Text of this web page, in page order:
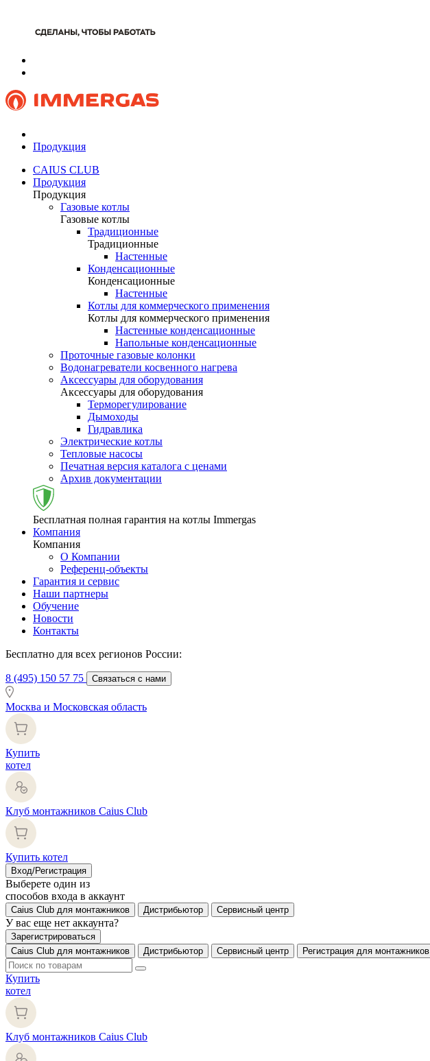
Продукция
CAIUS CLUB
Продукция
Продукция
Газовые котлы
Газовые котлы
Традиционные
Традиционные
Настенные
Конденсационные
Конденсационные
Настенные
Котлы для коммерческого применения
Котлы для коммерческого применения
Настенные конденсационные
Напольные конденсационные
Проточные газовые колонки
Водонагреватели косвенного нагрева
Аксессуары для оборудования
Аксессуары для оборудования
Терморегулирование
Дымоходы
Гидравлика
Электрические котлы
Тепловые насосы
Печатная версия каталога с ценами
Архив документации
Бесплатная полная гарантия на котлы Immergas
Компания
Компания
О Компании
Референц-объекты
Гарантия и сервис
Наши партнеры
Обучение
Новости
Контакты
Бесплатно для всех регионов России:
8 (495) 150 57 75 Связаться с нами
Москва и Московская область
Купить
котел
Клуб монтажников Caius Club
Купить котел
Вход/Регистрация
Выберете один из
способов входа в аккаунт
Caius Club для монтажников Дистрибьютор Сервисный центр
У вас еще нет аккаунта?
Зарегистрироваться
Caius Club для монтажников
Дистрибьютор Сервисный центр Регистрация для монтажников
Купить
котел
Клуб монтажников Caius Club